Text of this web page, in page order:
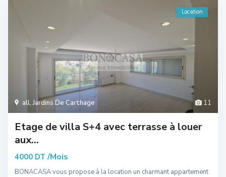
11
all,Jardins De Carthage
Location
Etage de villa S+4 avec terrasse à louer
aux...
4000 DT /Mois
BONACASA vous propose à la location un charmant appartement